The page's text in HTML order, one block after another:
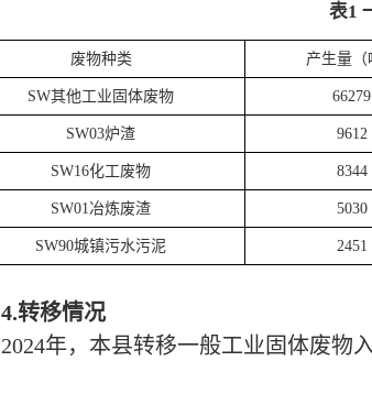
表1
废物种类 产生量（
SW其他工业固体废物 66279
SW03炉渣 9612
SW16化工废物 8344
SW01冶炼废渣 5030
SW90城镇污水污泥 2451
4.转移情况
2024年，本县转移一般工业固体废物